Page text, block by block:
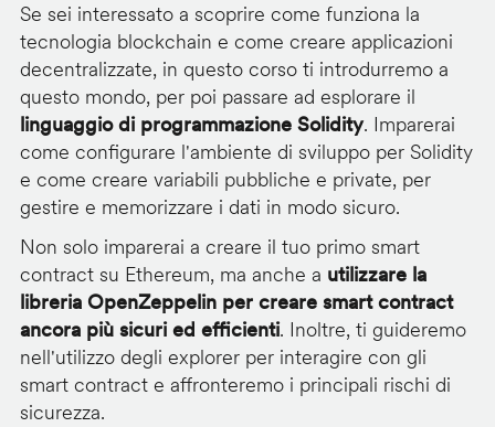
Se sei interessato a scoprire come funziona la
tecnologia blockchain e come creare applicazioni
decentralizzate, in questo corso ti introdurremo a
questo mondo, per poi passare ad esplorare il
linguaggio di programmazione Solidity. Imparerai
come configurare l'ambiente di sviluppo per Solidity
e come creare variabili pubbliche e private, per
gestire e memorizzare i dati in modo sicuro.
Non solo imparerai a creare il tuo primo smart
contract su Ethereum, ma anche a utilizzare la
libreria OpenZeppelin per creare smart contract
ancora più sicuri ed efficienti. Inoltre, ti guideremo
nell'utilizzo degli explorer per interagire con gli
smart contract e affronteremo i principali rischi di
sicurezza.